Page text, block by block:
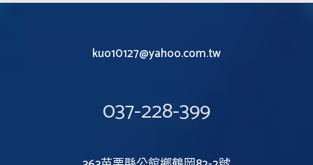
kuo10127@yahoo.com.tw
037-228-399